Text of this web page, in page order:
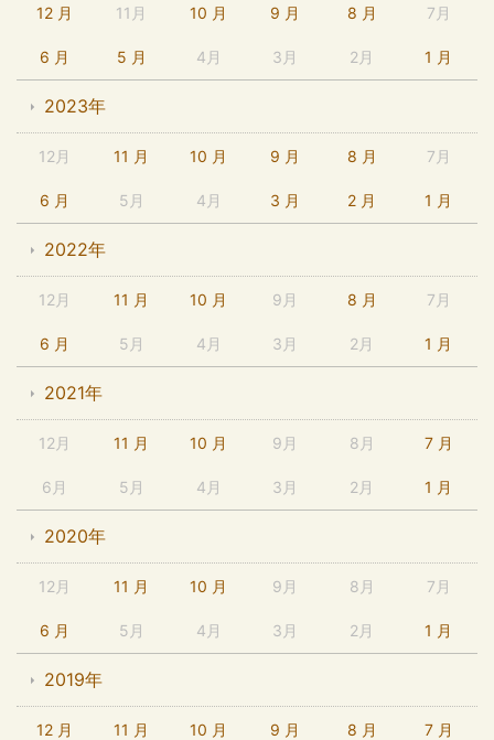
12 月 11月 10 月 9 月 8 月 7月
6 月 5 月 4月 3月 2月 1 月
2023年
12月 11 月 10 月 9 月 8 月 7月
6 月 5月 4月 3 月 2 月 1 月
2022年
12月 11 月 10 月 9月 8 月 7月
6 月 5月 4月 3月 2月 1 月
2021年
12月 11 月 10 月 9月 8月 7 月
6月 5月 4月 3月 2月 1 月
2020年
12月 11 月 10 月 9月 8月 7月
6 月 5月 4月 3月 2月 1 月
2019年
12 月 11 月 10 月 9 月 8 月 7 月